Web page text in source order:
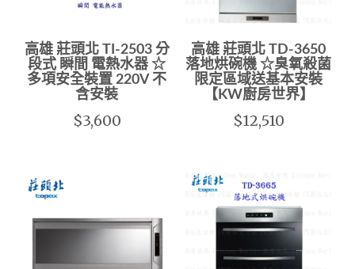
高雄 莊頭北 TI-2503 分
段式 瞬間 電熱水器 ☆
多項安全裝置 220V 不
含安裝
$3,600
高雄 莊頭北 TD-3650
落地烘碗機 ☆臭氧殺菌
限定區域送基本安裝
【KW廚房世界】
$12,510